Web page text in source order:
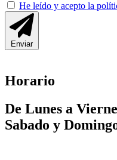
He leído y acepto la
Enviar
Horario
De Lunes a
Sabado y